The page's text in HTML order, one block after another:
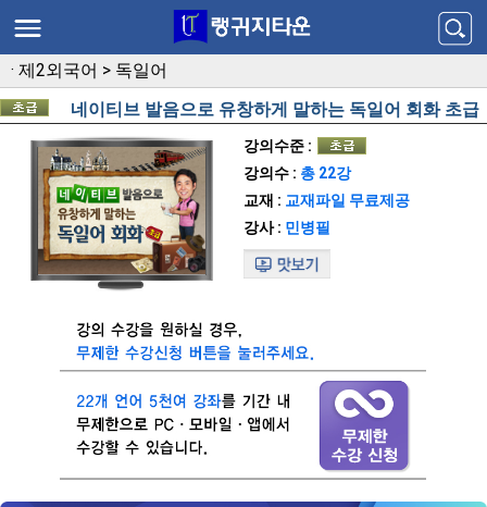
· 제2외국어 > 독일어
네이티브 발음으로 유창하게 말하는 독일어 회화 초급
강의수준 :
강의수 : 총 22강
교재 : 교재파일 무료제공
강사 : 민병필